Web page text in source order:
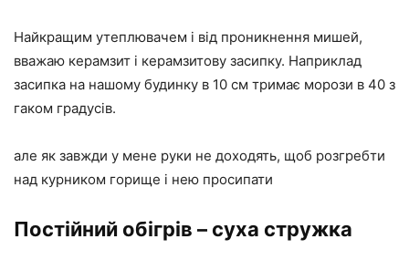
Найкращим утеплювачем і від проникнення мишей,
вважаю керамзит і керамзитову засипку. Наприклад
засипка на нашому будинку в 10 см тримає морози в 40 з
гаком градусів.
але як завжди у мене руки не доходять, щоб розгребти
над курником горище і нею просипати
Постійний обігрів – суха стружка